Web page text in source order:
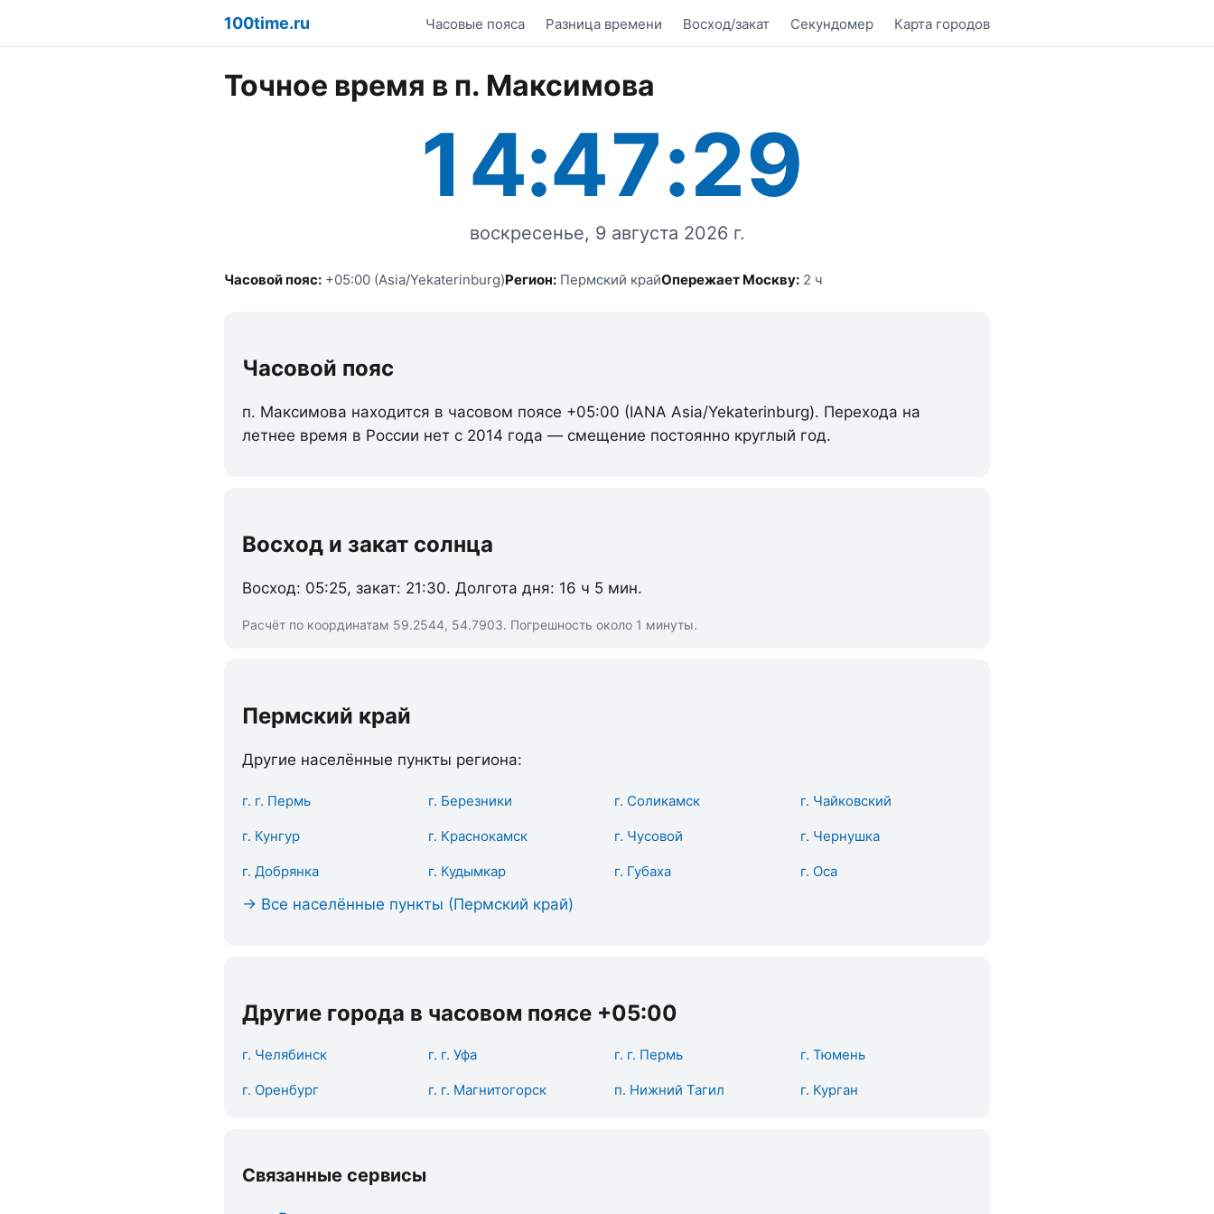
100time.ru Часовые пояса Разница времени Восход/закат Секундомер Карта городов
Точное время в п. Максимова
14:47:29
воскресенье, 9 августа 2026 г.
Часовой пояс: +05:00 (Asia/Yekaterinburg)Регион: Пермский крайОпережает Москву: 2 ч
Часовой пояс
п. Максимова находится в часовом поясе +05:00 (IANA Asia/Yekaterinburg). Перехода на
летнее время в России нет с 2014 года — смещение постоянно круглый год.
Восход и закат солнца
Восход: 05:25, закат: 21:30. Долгота дня: 16 ч 5 мин.
Расчёт по координатам 59.2544, 54.7903. Погрешность около 1 минуты.
Пермский край
Другие населённые пункты региона:
г. г. Пермь г. Березники г. Соликамск г. Чайковский
г. Кунгур г. Краснокамск г. Чусовой г. Чернушка
г. Добрянка г. Кудымкар г. Губаха г. Оса
→ Все населённые пункты (Пермский край)
Другие города в часовом поясе +05:00
г. Челябинск г. г. Уфа г. г. Пермь г. Тюмень
г. Оренбург г. г. Магнитогорск п. Нижний Тагил г. Курган
Связанные сервисы